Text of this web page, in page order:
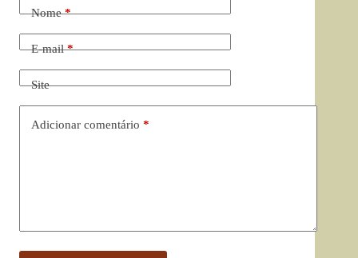
Nome*
E-mail*
Site
Adicionar comentário *